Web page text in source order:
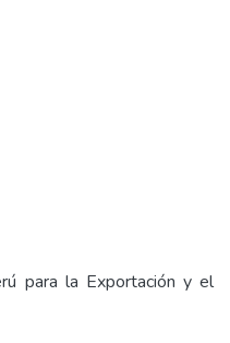
para la Exportación y el